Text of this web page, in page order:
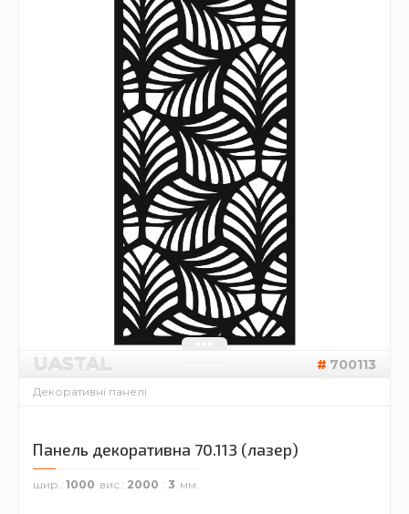
UASTAL 700113
Декоративні панелі
Панель декоративна 70.113 (лазер)
шир. 1000 вис. 2000 3